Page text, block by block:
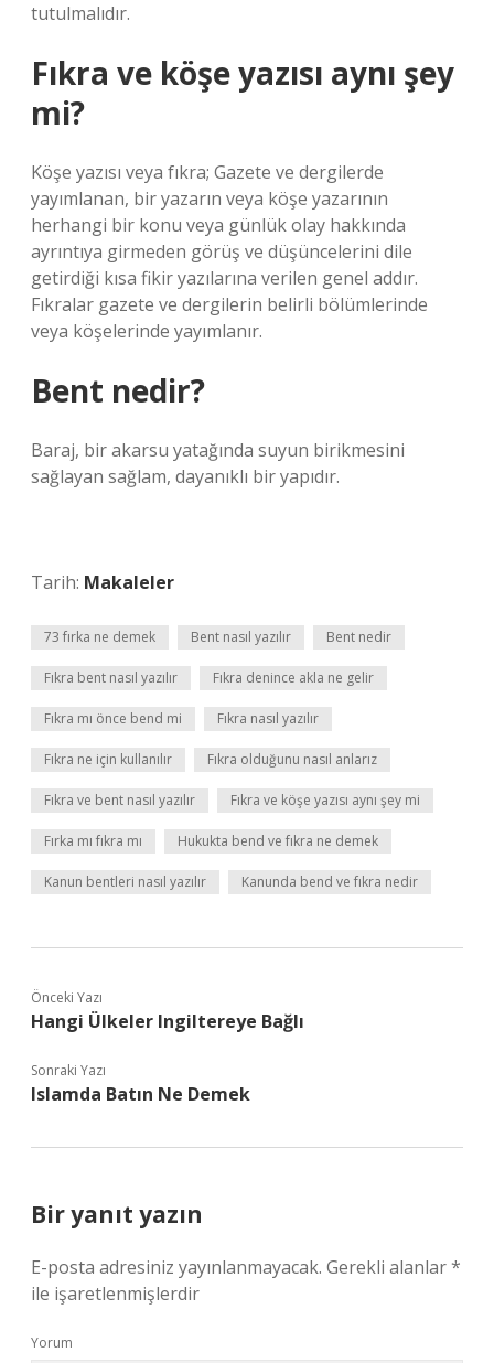
tutulmalıdır.
Fıkra ve köşe yazısı aynı şey
mi?
Köşe yazısı veya fıkra; Gazete ve dergilerde
yayımlanan, bir yazarın veya köşe yazarının
herhangi bir konu veya günlük olay hakkında
ayrıntıya girmeden görüş ve düşüncelerini dile
getirdiği kısa fikir yazılarına verilen genel addır.
Fıkralar gazete ve dergilerin belirli bölümlerinde
veya köşelerinde yayımlanır.
Bent nedir?
Baraj, bir akarsu yatağında suyun birikmesini
sağlayan sağlam, dayanıklı bir yapıdır.
Tarih: Makaleler
73 fırka ne demek Bent nasıl yazılır Bent nedir
Fıkra bent nasıl yazılır Fıkra denince akla ne gelir
Fıkra mı önce bend mi Fıkra nasıl yazılır
Fıkra ne için kullanılır Fıkra olduğunu nasıl anlarız
Fıkra ve bent nasıl yazılır Fıkra ve köşe yazısı aynı şey mi
Fırka mı fıkra mı Hukukta bend ve fıkra ne demek
Kanun bentleri nasıl yazılır Kanunda bend ve fıkra nedir
Önceki Yazı
Hangi Ülkeler Ingiltereye Bağlı
Sonraki Yazı
Islamda Batın Ne Demek
Bir yanıt yazın
E-posta adresiniz yayınlanmayacak. Gerekli alanlar*
ile işaretlenmişlerdir
Yorum